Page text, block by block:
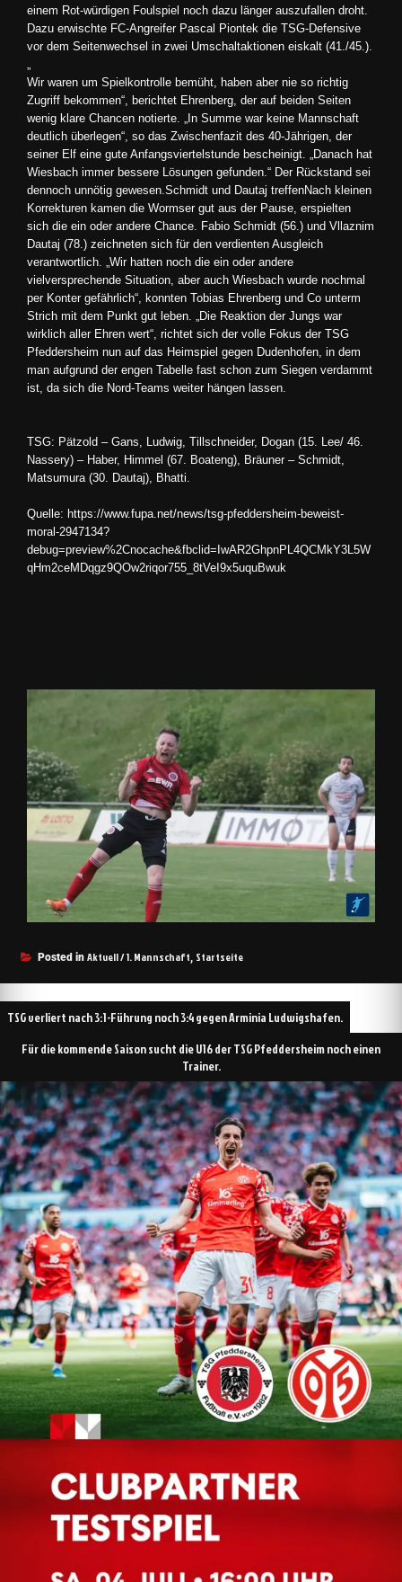
einem Rot-würdigen Foulspiel noch dazu länger auszufallen droht.
Dazu erwischte FC-Angreifer Pascal Piontek die TSG-Defensive
vor dem Seitenwechsel in zwei Umschaltaktionen eiskalt (41./45.).
„
Wir waren um Spielkontrolle bemüht, haben aber nie so richtig
Zugriff bekommen“, berichtet Ehrenberg, der auf beiden Seiten
wenig klare Chancen notierte. „In Summe war keine Mannschaft
deutlich überlegen“, so das Zwischenfazit des 40-Jährigen, der
seiner Elf eine gute Anfangsviertelstunde bescheinigt. „Danach hat
Wiesbach immer bessere Lösungen gefunden.“ Der Rückstand sei
dennoch unnötig gewesen.Schmidt und Dautaj treffenNach kleinen
Korrekturen kamen die Wormser gut aus der Pause, erspielten
sich die ein oder andere Chance. Fabio Schmidt (56.) und Vllaznim
Dautaj (78.) zeichneten sich für den verdienten Ausgleich
verantwortlich. „Wir hatten noch die ein oder andere
vielversprechende Situation, aber auch Wiesbach wurde nochmal
per Konter gefährlich“, konnten Tobias Ehrenberg und Co unterm
Strich mit dem Punkt gut leben. „Die Reaktion der Jungs war
wirklich aller Ehren wert“, richtet sich der volle Fokus der TSG
Pfeddersheim nun auf das Heimspiel gegen Dudenhofen, in dem
man aufgrund der engen Tabelle fast schon zum Siegen verdammt
ist, da sich die Nord-Teams weiter hängen lassen.
TSG: Pätzold – Gans, Ludwig, Tillschneider, Dogan (15. Lee/ 46.
Nassery) – Haber, Himmel (67. Boateng), Bräuner – Schmidt,
Matsumura (30. Dautaj), Bhatti.
Quelle: https://www.fupa.net/news/tsg-pfeddersheim-beweist-
moral-2947134?
debug=preview%2Cnocache&fbclid=IwAR2GhpnPL4QCMkY3L5W
qHm2ceMDqgz9QOw2riqor755_8tVeI9x5uquBwuk
Posted in Aktuell / 1. Mannschaft Startseite
TSG verliert nach 3:1-Führung noch 3:4 gegen Arminia Ludwigshafen.
Für die kommende Saison sucht die U16 der TSG Pfeddersheim noch einen
Trainer.